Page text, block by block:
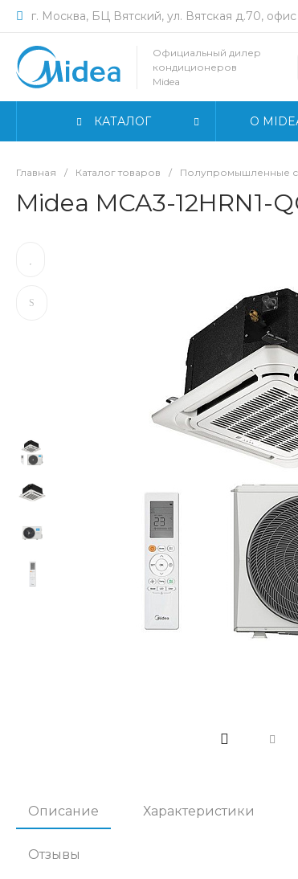
г. Москва, БЦ Вятский, ул. Вятская д.70, офис
Официальный дилер
кондиционеров
Midea
КАТАЛОГ О
Главная / Каталог товаров / Полупромышленные
Midea MCA3-12HRN1-
Описание Характеристики
Отзывы